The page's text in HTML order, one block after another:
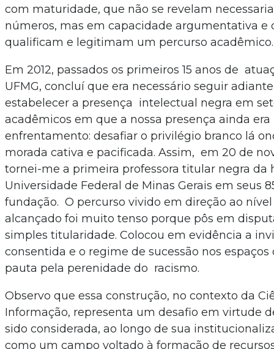
com maturidade, que não se revelam
números, mas em capacidade argumentativa e
qualificam e legitimam um percurso acadêmico.
Em 2012, passados os primeiros 15 anos de
UFMG, concluí que era necessário seguir
estabelecer a presença intelectual negra em
acadêmicos em que a nossa presença ainda era
enfrentamento: desafiar o privilégio branco lá
morada cativa e pacificada. Assim, em 20 de
tornei-me a primeira professora titular negra da
Universidade Federal de Minas Gerais em seus
fundação. O percurso vivido em direção ao
alcançado foi muito tenso porque pôs em
simples titularidade. Colocou em evidência a
consentida e o regime de sucessão nos espaços
pauta pela perenidade do racismo.
Observo que essa construção, no contexto da
Informação, representa um desafio em virtude
sido considerada, ao longo de sua
como um campo voltado à formação de